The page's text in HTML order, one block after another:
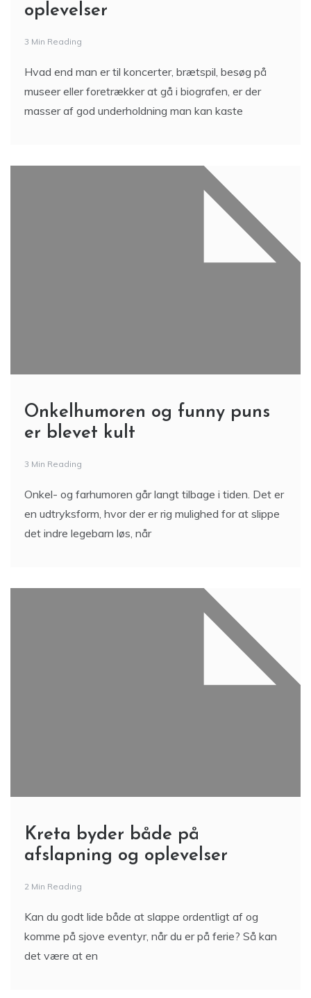
oplevelser
3 Min Reading
Hvad end man er til koncerter, brætspil, besøg på
museer eller foretrækker at gå i biografen, er der
masser af god underholdning man kan kaste
Onkelhumoren og funny puns
er blevet kult
3 Min Reading
Onkel- og farhumoren går langt tilbage i tiden. Det er
en udtryksform, hvor der er rig mulighed for at slippe
det indre legebarn løs, når
Kreta byder både på
afslapning og oplevelser
2 Min Reading
Kan du godt lide både at slappe ordentligt af og
komme på sjove eventyr, når du er på ferie? Så kan
det være at en